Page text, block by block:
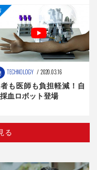
代へ
TECHNOLOGY 2020.03.16
も医師も負担軽減！自
血ロボット登場
る